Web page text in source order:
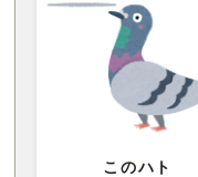
このハト